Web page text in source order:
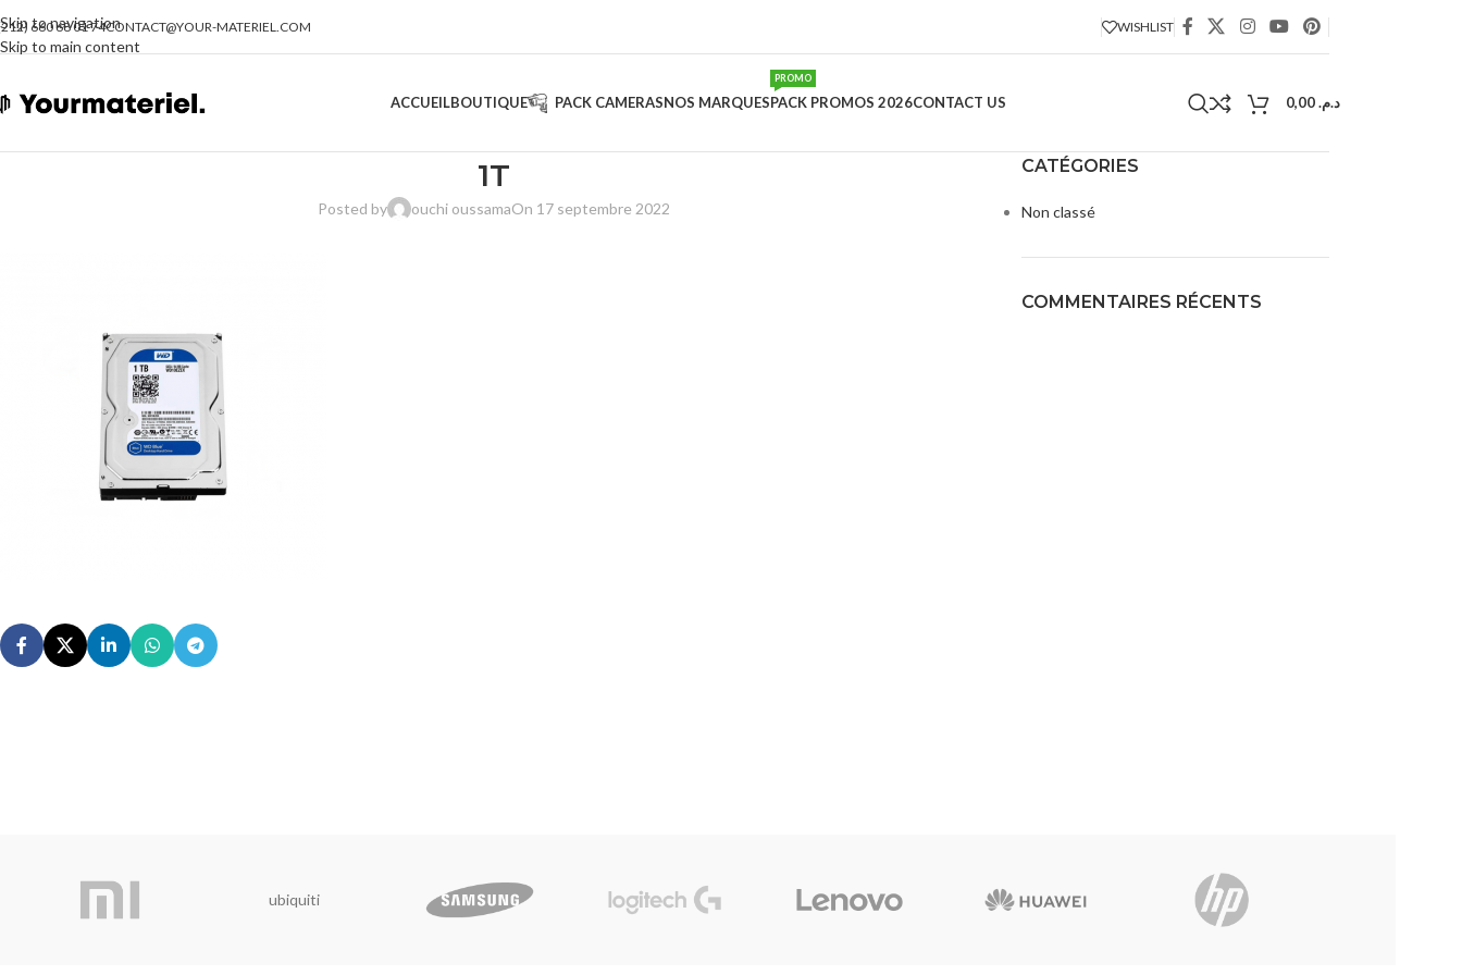
Skip to navigation
Skip to main content
660 68 01 74CONTACT@YOUR-MATERIEL.COM WISHLIST
ACCUEILBOUTIQUE PACK CAMERASNOS MARQUESPACK PROMOS 2026
PROMO
CONTACT US د.م.
1T
Posted by ouchi oussamaOn 17 septembre 2022
CATÉGORIES
Non classé
COMMENTAIRES RÉCENTS
ubiquiti